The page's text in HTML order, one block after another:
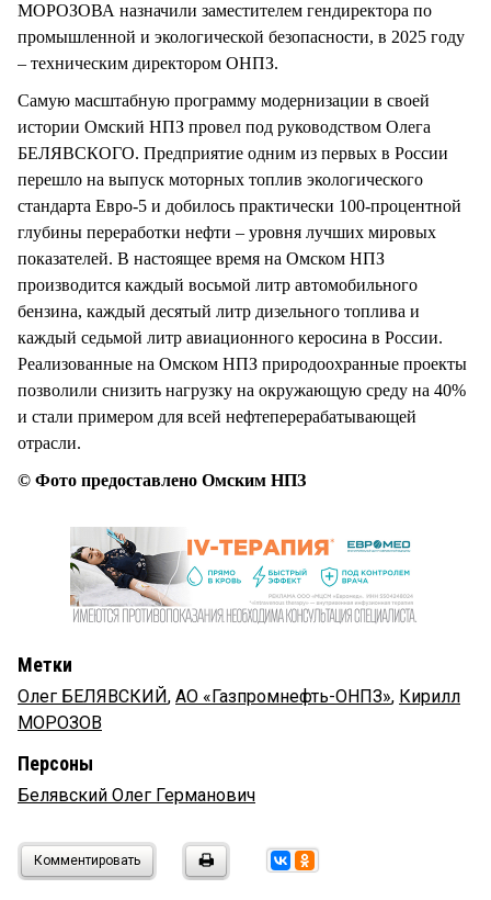
МОРОЗОВА назначили заместителем гендиректора по
промышленной и экологической безопасности, в 2025 году
– техническим директором ОНПЗ.
Самую масштабную программу модернизации в своей
истории Омский НПЗ провел под руководством Олега
БЕЛЯВСКОГО. Предприятие одним из первых в России
перешло на выпуск моторных топлив экологического
стандарта Евро-5 и добилось практически 100-процентной
глубины переработки нефти – уровня лучших мировых
показателей. В настоящее время на Омском НПЗ
производится каждый восьмой литр автомобильного
бензина, каждый десятый литр дизельного топлива и
каждый седьмой литр авиационного керосина в России.
Реализованные на Омском НПЗ природоохранные проекты
позволили снизить нагрузку на окружающую среду на 40%
и стали примером для всей нефтеперерабатывающей
отрасли.
© Фото предоставлено Омским НПЗ
Метки
Олег БЕЛЯВСКИЙ, АО «Газпромнефть-ОНПЗ», Кирилл
МОРОЗОВ
Персоны
Белявский Олег Германович
Комментировать